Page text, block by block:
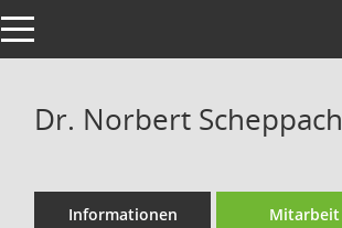
Toggle navigation
Dr. Norbert Scheppach
Informationen Mitarbeit